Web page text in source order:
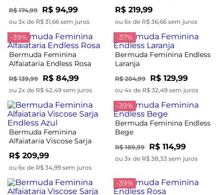
R$ 174,99 R$ 94,99
ou 3x de R$ 31,66 sem juros
R$ 219,99
ou 6x de R$ 36,66 sem juros
-39%
Bermuda Feminina
Alfaiataria Endless Rosa
R$ 139,99 R$ 84,99
ou 2x de R$ 42,49 sem juros
-37%
Bermuda Feminina Endless
Laranja
R$ 204,99 R$ 129,99
ou 4x de R$ 32,49 sem juros
Bermuda Feminina
Alfaiataria Viscose Sarja
Endless Azul
R$ 209,99
ou 6x de R$ 34,99 sem juros
-39%
Bermuda Feminina Endless
Bege
R$ 189,99 R$ 114,99
ou 3x de R$ 38,33 sem juros
-39%